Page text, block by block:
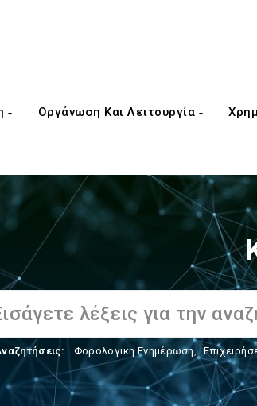
Οργάνωση Και Λειτουργία
Φορολογικη Ενημέρωση,